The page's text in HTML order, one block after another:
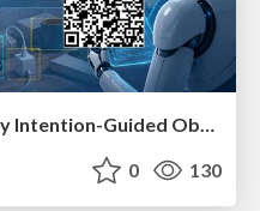
[MIRU26] Open-Vocabulary Intention-Guided Object Detection in Diverse Scenes
0 130